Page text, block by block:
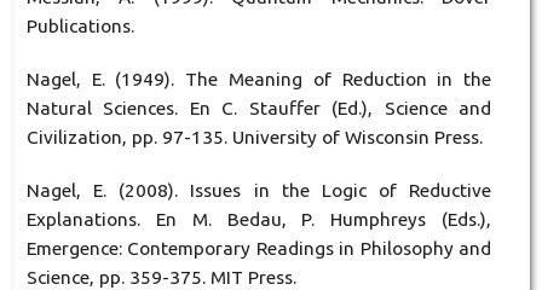
Publications.
Nagel, E. (1949). The Meaning of Reduction in the
Natural Sciences. En C. Stauffer (Ed.), Science and
Civilization, pp. 97-135. University of Wisconsin Press.
Nagel, E. (2008). Issues in the Logic of Reductive
Explanations. En M. Bedau, P. Humphreys (Eds.),
Emergence: Contemporary Readings in Philosophy and
Science, pp. 359-375. MIT Press.